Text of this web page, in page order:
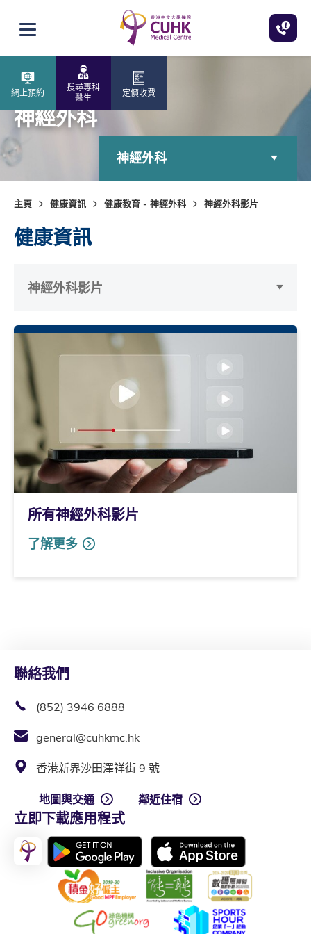
打開選單
網上預約
搜尋專科
醫生
定價收費
神經外科
神經外科
主頁 健康資訊 健康教育 - 神經外科 神經外科影片
健康資訊
神經外科影片
所有神經外科影片
了解更多
聯絡我們
(852) 3946 6888
general@cuhkmc.hk
香港新界沙田澤祥街 9 號
地圖與交通 鄰近住宿
立即下載應用程式